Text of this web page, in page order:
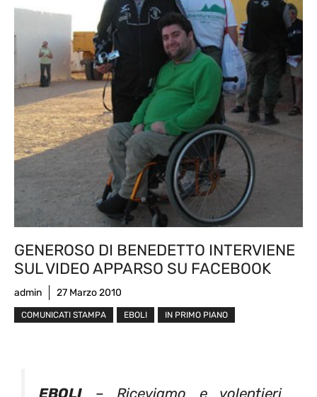
GENEROSO DI BENEDETTO INTERVIENE
SUL VIDEO APPARSO SU FACEBOOK
admin 27 Marzo 2010
COMUNICATI STAMPA EBOLI IN PRIMO PIANO
EBOLI – Riceviamo e volentieri